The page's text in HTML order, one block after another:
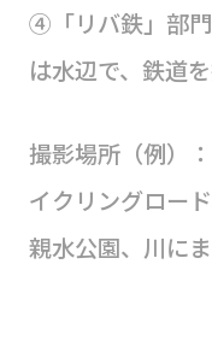
④「リバ鉄」部
は水辺で、鉄道
撮影場所（例）
イクリングロー
親水公園、川に